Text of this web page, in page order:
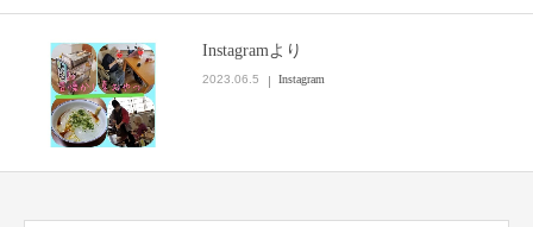
Instagramより
2023.06.5 Instagram